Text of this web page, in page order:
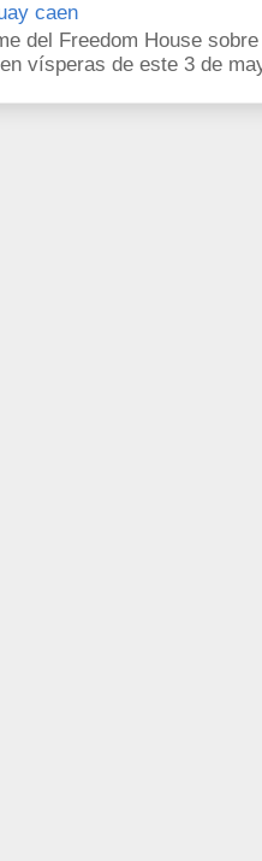
caen
del Freedom House
vísperas de este 3 de